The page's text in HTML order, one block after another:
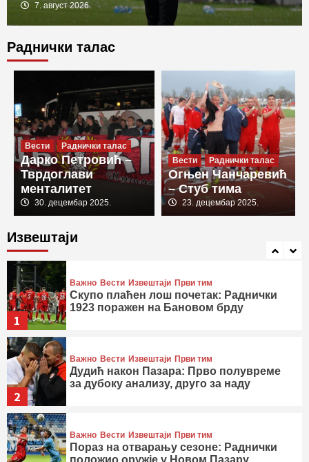
7. август 2026.
Раднички талас
Вести Раднички талас
Дарко Петровић –
Тврдоглави
менталитет
30. децембар 2025.
Вести Раднички талас
Огњен Чанчаревић
– Стуб тима
23. децембар 2025.
Извештаји
Важно Вести
положио оружје у Новом Пазару
4
Важно Вести Извештаји Први тим
Припремне утакмице
Млади Јелић срушио „трактористе“ у
генералној проби
5
Важно Вести Извештаји Први тим
Радничког у другом тест мечу
1
Важно Вести Извештаји Први тим
Скупо плаћен лош почетак: Раднички
1923 поражен на Бановом брду
2
Важно Вести Извештаји Први тим
Дудић након Пазара: Прво полувреме
за дубоку анализу, друго за наду
Важно Вести Извештаји Први тим
Пораз на отварању сезоне: Раднички
положио оружје у Новом Пазару